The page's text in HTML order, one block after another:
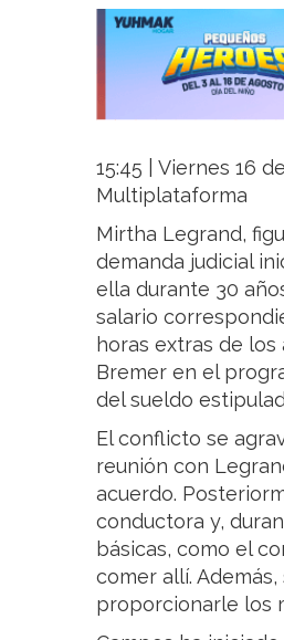
15:45 | Viernes 16
Multiplataforma
Mirtha Legrand,
demanda judicial
ella durante 30
salario
horas extras de los
Bremer en el
del sueldo
El conflicto se
reunión con
acuerdo.
conductora y,
básicas, como el
comer allí.
proporcionarle los